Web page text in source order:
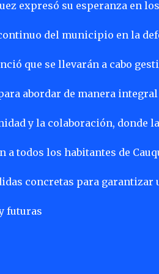
expresó su esperanza en
del municipio en la
que se llevarán a cabo
abordar de manera integral
y la colaboración, donde
todos los habitantes de
concretas para
futuras